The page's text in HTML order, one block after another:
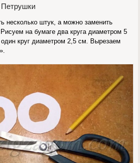
несколько штук, а можно заменить
на бумаге два круга диаметром 5
круг диаметром 2,5 см. Вырезаем